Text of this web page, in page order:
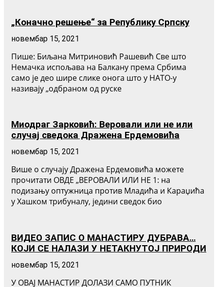
„Коначно решење“ за Републику Српску
новембар 15, 2021
Пише: Биљана Митриновић Рашевић Све што
Немачка испољава на Балкану према Србима
само је део шире слике онога што у НАТО-у
називају „одбраном од руске
Миодраг Зарковић: Веровали или не или
случај сведока Дражена Ердемовића
новембар 15, 2021
Више о случају Дражена Ердемовића можете
прочитати ОВДЕ „ВЕРОВАЛИ ИЛИ НЕ 1: на
подизању оптужница против Младића и Караџића
у Хашком трибуналу, једини сведок био
ВИДЕО ЗАПИС О МАНАСТИРУ ДУБРАВА…
КОЈИ СЕ НАЛАЗИ У НЕТАКНУТОЈ ПРИРОДИ
новембар 15, 2021
У ОВАЈ МАНАСТИР ДОЛАЗИ САМО ПУТНИК